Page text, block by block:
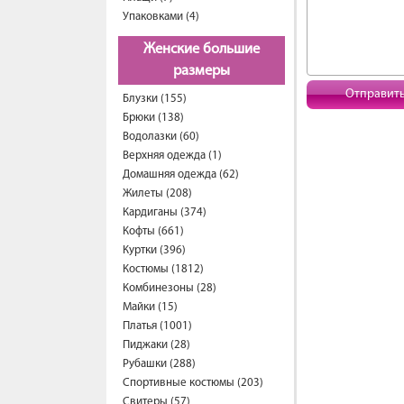
Упаковками (4)
Женские большие
размеры
Блузки (155)
Брюки (138)
Водолазки (60)
Верхняя одежда (1)
Домашняя одежда (62)
Жилеты (208)
Кардиганы (374)
Кофты (661)
Куртки (396)
Костюмы (1812)
Комбинезоны (28)
Майки (15)
Платья (1001)
Пиджаки (28)
Рубашки (288)
Спортивные костюмы (203)